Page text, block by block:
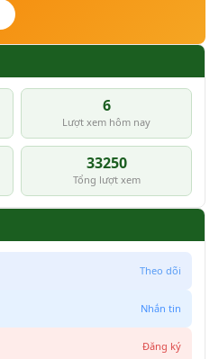
6
Lượt xem hôm nay
33250
Tổng lượt xem
Theo dõi
Nhắn tin
Đăng ký